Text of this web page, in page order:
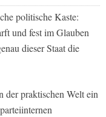
politische Kaste:
und fest im Glauben
dieser Staat die
der praktischen Welt ein